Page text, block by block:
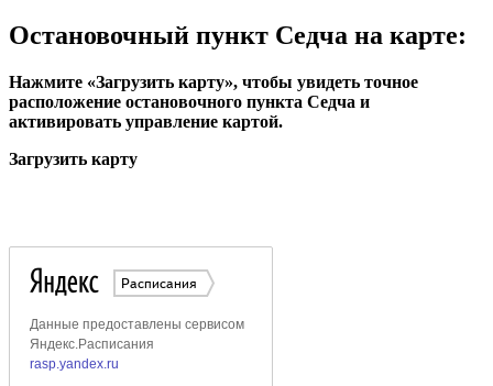
Остановочный пункт Седча на карте:
Нажмите «Загрузить карту», чтобы увидеть точное
расположение остановочного пункта Седча и
активировать управление картой.
Загрузить карту